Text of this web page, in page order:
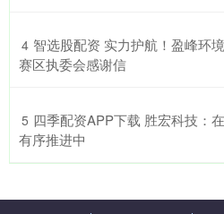
4 智选股配资 实力护航！盈峰环
赛区执委会感谢信
5 四季配资APP下载 胜宏科技：
有序推进中